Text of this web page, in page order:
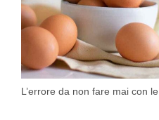
L’errore da non fare mai con